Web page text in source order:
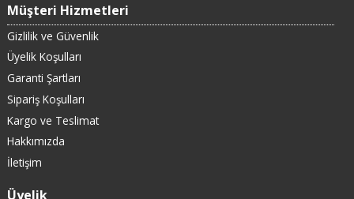
Müşteri Hizmetleri
Gizlilik ve Güvenlik
Üyelik Koşulları
Garanti Şartları
Sipariş Koşulları
Kargo ve Teslimat
Hakkımızda
İletişim
Üyelik